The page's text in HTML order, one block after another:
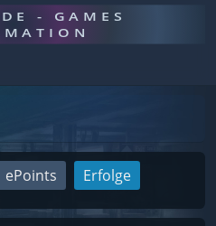
- GAMES
ePoints Erfolge